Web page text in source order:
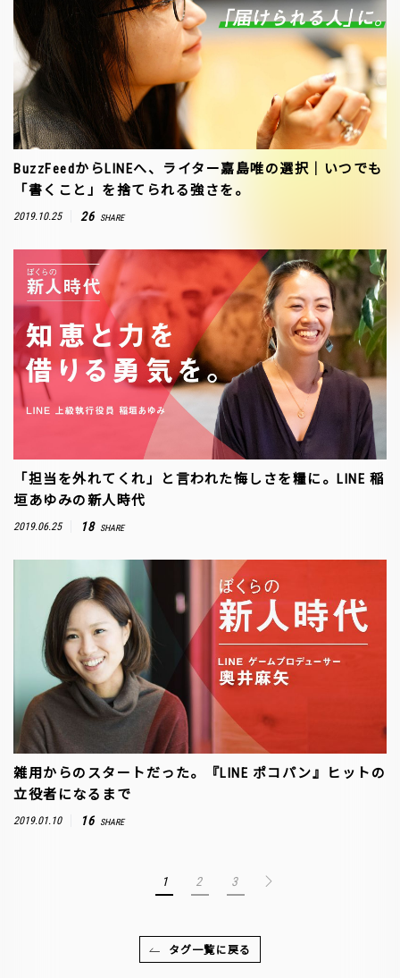
BuzzFeedからLINEへ、ライター嘉島唯の選択｜いつでも
「書くこと」を捨てられる強さを。
2019.10.25 26 SHARE
「担当を外れてくれ」と言われた悔しさを糧に。LINE 稲
垣あゆみの新人時代
2019.06.25 18 SHARE
雑用からのスタートだった。『LINE ポコパン』ヒットの
立役者になるまで
2019.01.10 16 SHARE
1 2 3
タグ一覧に戻る